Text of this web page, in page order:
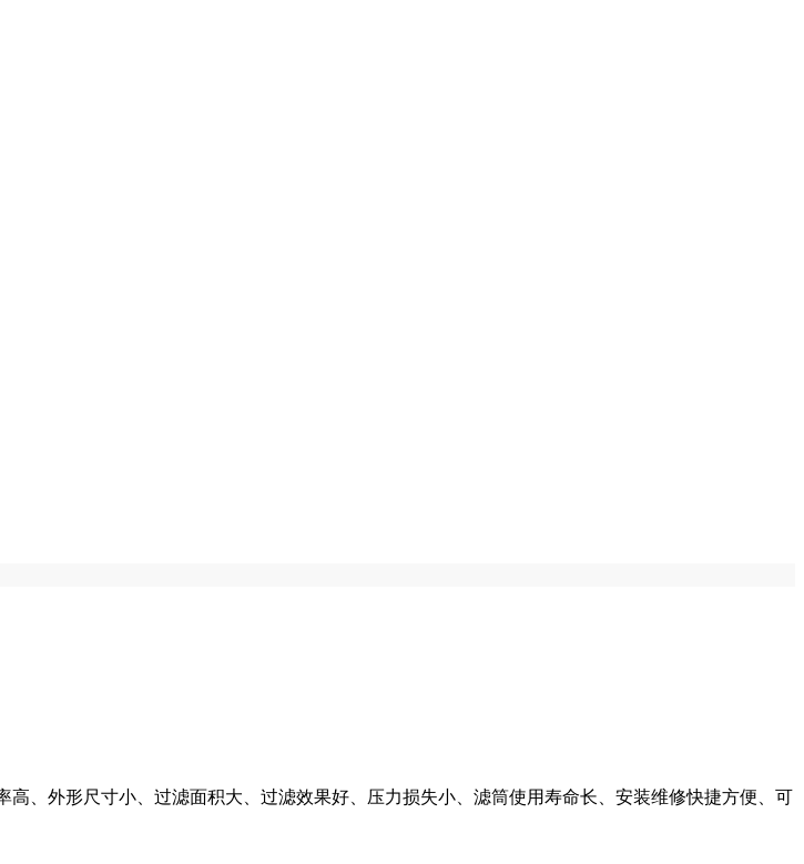
、外形尺寸小、过滤面积大、过滤效果好、压力损失小、滤筒使用寿命长、安装维修快捷方便、可